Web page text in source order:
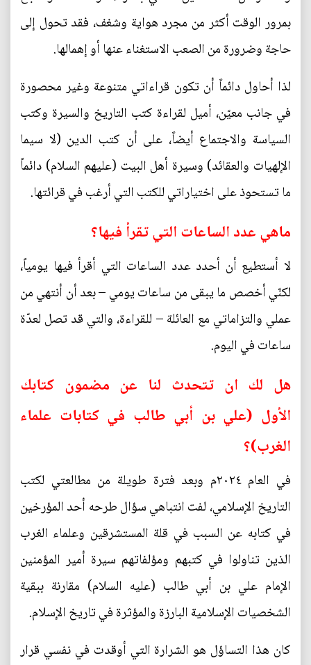
بمرور الوقت أكثر من مجرد هواية وشغف، فقد تحول إلى
حاجة وضرورة من الصعب الاستغناء عنها أو إهمالها.
لذا أحاول دائماً أن تكون قراءاتي متنوعة وغير محصورة
في جانب معيّن، أميل لقراءة كتب التاريخ والسيرة وكتب
السياسة والاجتماع أيضاً، على أن كتب الدين (لا سيما
الإلهيات والعقائد) وسيرة أهل البيت (عليهم السلام) دائماً
ما تستحوذ على اختياراتي للكتب التي أرغب في قرائتها.
ماهي عدد الساعات التي تقرأ فيها؟
لا أستطيع أن أحدد عدد الساعات التي أقرأ فيها يومياً،
لكنّي أخصص ما يبقى من ساعات يومي – بعد أن أنتهي من
عملي والتزاماتي مع العائلة – للقراءة، والتي قد تصل لعدّة
ساعات في اليوم.
هل لك ان تتحدث لنا عن مضمون كتابك
الأول (علي بن أبي طالب في كتابات علماء
الغرب)؟
في العام ٢٠٢٤م وبعد فترة طويلة من مطالعتي لكتب
التاريخ الإسلامي، لفت انتباهي سؤال طرحه أحد المؤرخين
في كتابه عن السبب في قلة المستشرقين وعلماء الغرب
الذين تناولوا في كتبهم ومؤلفاتهم سيرة أمير المؤمنين
الإمام علي بن أبي طالب (عليه السلام) مقارنة ببقية
الشخصيات الإسلامية البارزة والمؤثرة في تاريخ الإسلام.
كان هذا التساؤل هو الشرارة التي أوقدت في نفسي قرار